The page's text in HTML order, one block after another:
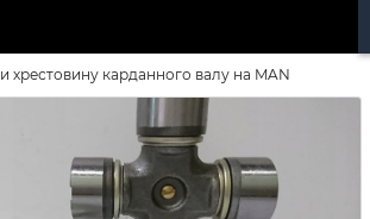
хрестовину карданного валу на MAN